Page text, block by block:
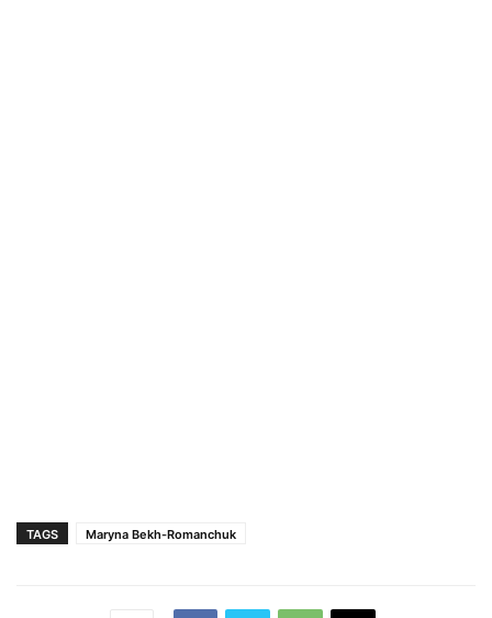
TAGS Maryna Bekh-Romanchuk